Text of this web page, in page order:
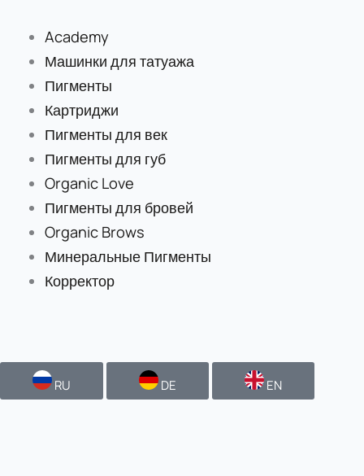
содержимому
Academy
Машинки для татуажа
Пигменты
Картриджи
Пигменты для век
Пигменты для губ
Organic Love
Пигменты для бровей
Organic Brows
Минеральные Пигменты
Корректор
RU DE EN